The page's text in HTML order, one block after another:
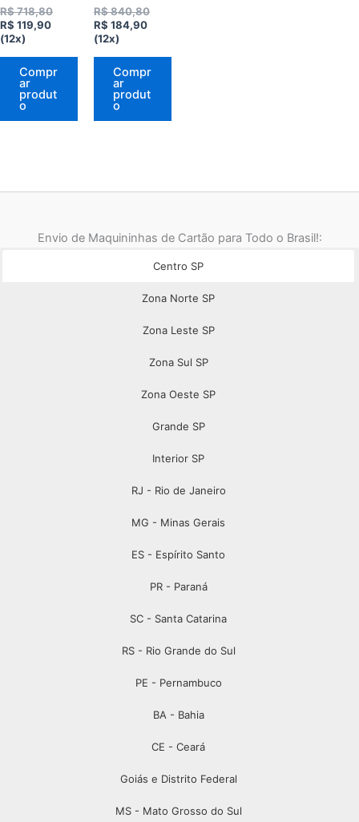
R$718,80O
R$ 119,90O
R$ 119,90.
(12x)
Compr
ar
produt
o
R$840,80O
R$ 184,90O
R$ 184,90.
(12x)
Compr
ar
produt
o
Envio de Maquininhas de Cartão para Todo o Brasil!:
Centro SP
Zona Norte SP
Zona Leste SP
Zona Sul SP
Zona Oeste SP
Grande SP
Interior SP
RJ - Rio de Janeiro
MG - Minas Gerais
ES - Espírito Santo
PR - Paraná
SC - Santa Catarina
RS - Rio Grande do Sul
PE - Pernambuco
BA - Bahia
CE - Ceará
Goiás e Distrito Federal
MS - Mato Grosso do Sul